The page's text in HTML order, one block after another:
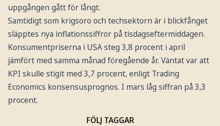
uppgången gått för långt.
Samtidigt som krigsoro och techsektorn är i blickfånget
släpptes nya inflationssiffror på tisdagseftermiddagen.
Konsumentpriserna i USA steg 3,8 procent i april
jämfört med samma månad föregående år. Väntat var att
KPI skulle stigit med 3,7 procent, enligt Trading
Economics konsensusprognos. I mars låg siffran på 3,3
procent.
FÖLJ TAGGAR